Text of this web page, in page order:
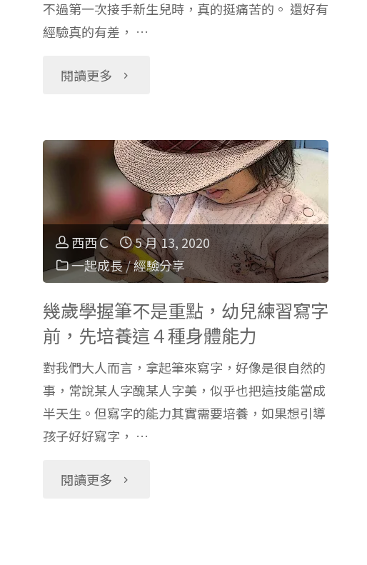
中
仁
愛
醫
院
產
後
護
理
之
不過第一次接手新生兒時，真的挺痛苦的。 還好有
經驗真的有差， …
閱讀更多 "預
產
後
得
憂
鬱
症，
生
小
西西Ｃ
5 月 13, 2020
一起成長/經驗分享
幾歲學握筆不是重點，幼兒練習寫字
前，先培養這４種身體能力
對我們大人而言，拿起筆來寫字，好像是很自然的
事，常說某人字醜某人字美，似乎也把這技能當成
半天生。但寫字的能力其實需要培養，如果想引導
孩子好好寫字， …
閱讀更多 "幾